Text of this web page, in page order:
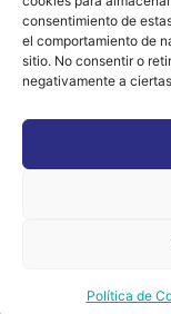
consentimiento de
el comportamiento de
sitio. No consentir o
negativamente a
Política de
Polígono
Chiclana de la
667 457 908